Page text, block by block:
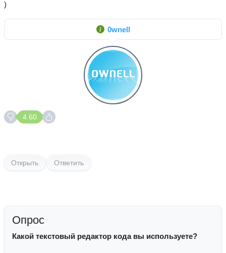
)
0wnell
4.60
Открыть Ответить
Опрос
Какой текстовый редактор кода вы используете?